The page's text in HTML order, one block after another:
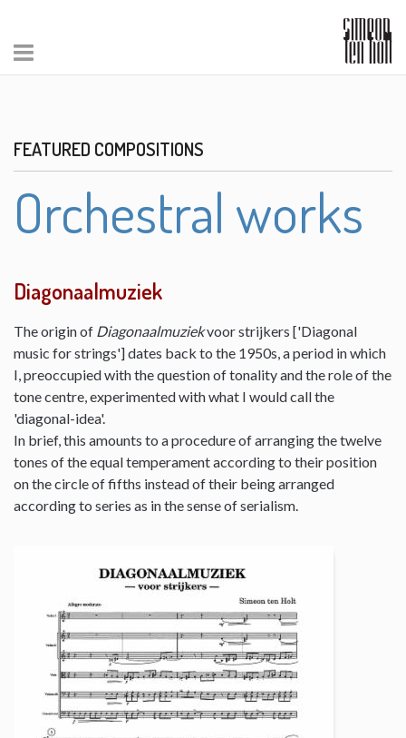
FEATURED COMPOSITIONS
Orchestral works
Diagonaalmuziek
The origin of Diagonaalmuziekvoor strijkers ['Diagonal
music for strings'] dates back to the 1950s, a period in which
I, preoccupied with the question of tonality and the role of the
tone centre, experimented with what I would call the
'diagonal-idea'.
In brief, this amounts to a procedure of arranging the twelve
tones of the equal temperament according to their position
on the circle of fifths instead of their being arranged
according to series as in the sense of serialism.